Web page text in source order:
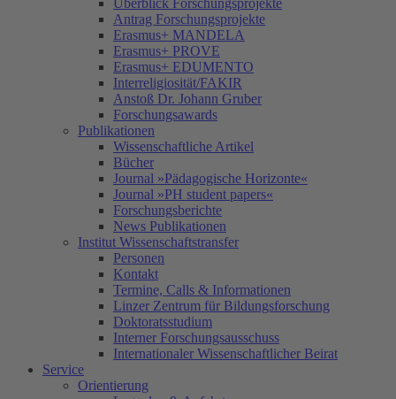
Überblick Forschungsprojekte
Antrag Forschungsprojekte
Erasmus+ MANDELA
Erasmus+ PROVE
Erasmus+ EDUMENTO
Interreligiosität/FAKIR
Anstoß Dr. Johann Gruber
Forschungsawards
Publikationen
Wissenschaftliche Artikel
Bücher
Journal »Pädagogische Horizonte«
Journal »PH student papers«
Forschungsberichte
News Publikationen
Institut Wissenschaftstransfer
Personen
Kontakt
Termine, Calls & Informationen
Linzer Zentrum für Bildungsforschung
Doktoratsstudium
Interner Forschungsausschuss
Internationaler Wissenschaftlicher Beirat
Service
Orientierung